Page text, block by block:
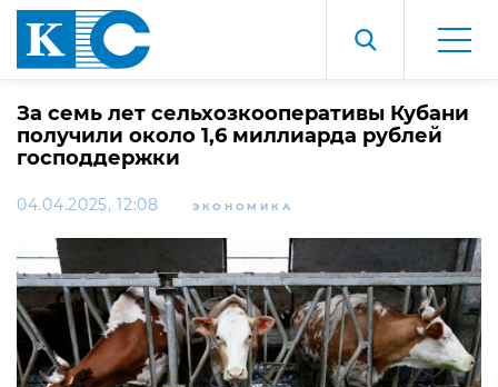
За семь лет сельхозкооперативы Кубани
получили около 1,6 миллиарда рублей
господдержки
04.04.2025, 12:08 ЭКОНОМИКА